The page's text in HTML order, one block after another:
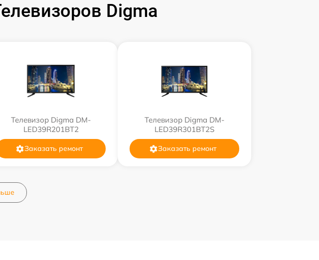
Digma
Телевизор Digma DM-
LED39R201BT2
Заказать ремонт
Телевизор Digma DM-
LED39R301BT2S
Заказать ремонт